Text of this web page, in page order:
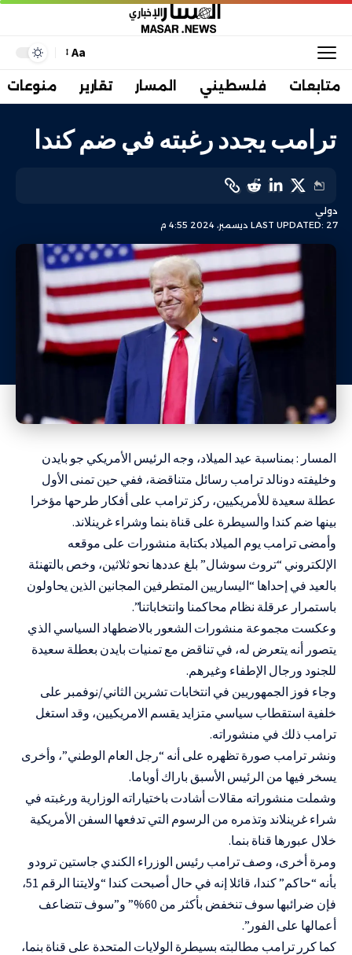
Aa
متابعات فلسطيني المسار تقارير منوعات
ترامب يجدد رغبته في ضم كندا
LAST UPDATED: 27 ديسمبر، 2024 4:55 م
دولي
المسار : بمناسبة عيد الميلاد، وجه الرئيس الأمريكي جو بايدن
وخليفته دونالد ترامب رسائل متناقضة، ففي حين تمنى الأول
عطلة سعيدة للأمريكيين، ركز ترامب على أفكار طرحها مؤخرا
بينها ضم كندا والسيطرة على قناة بنما وشراء غرينلاند.
وأمضى ترامب يوم الميلاد بكتابة منشورات على موقعه
الإلكتروني “تروث سوشال” بلغ عددها نحو ثلاثين، وخص بالتهنئة
بالعيد في إحداها “اليساريين المتطرفين المجانين الذين يحاولون
باستمرار عرقلة نظام محاكمنا وانتخاباتنا”.
وعكست مجموعة منشورات الشعور بالاضطهاد السياسي الذي
يتصور أنه يتعرض له، في تناقض مع تمنيات بايدن بعطلة سعيدة
للجنود ورجال الإطفاء وغيرهم.
وجاء فوز الجمهوريين في انتخابات تشرين الثاني/نوفمبر على
خلفية استقطاب سياسي متزايد يقسم الامريكيين، وقد استغل
ترامب ذلك في منشوراته.
ونشر ترامب صورة تظهره على أنه “رجل العام الوطني”، وأخرى
يسخر فيها من الرئيس الأسبق باراك أوباما.
وشملت منشوراته مقالات أشادت باختياراته الوزارية ورغبته في
شراء غرينلاند وتذمره من الرسوم التي تدفعها السفن الأمريكية
خلال عبورها قناة بنما.
ومرة أخرى، وصف ترامب رئيس الوزراء الكندي جاستين ترودو
بأنه “حاكم” كندا، قائلا إنه في حال أصبحت كندا “ولايتنا الرقم 51،
فإن ضرائبها سوف تنخفض بأكثر من 60%” و”سوف تتضاعف
أعمالها على الفور”.
كما كرر ترامب مطالبته بسيطرة الولايات المتحدة على قناة بنما،